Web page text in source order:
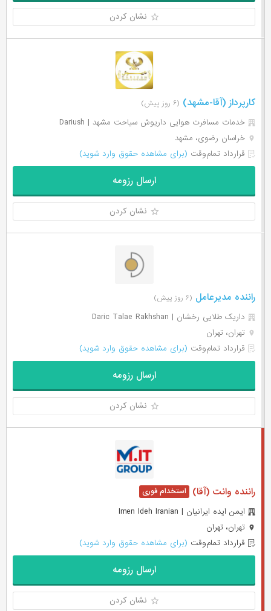
نشان کردن
کارپرداز (آقا-مشهد) (۶ روز پیش)
خدمات مسافرت هوایی داریوش سیاحت مشهد | Dariush
خراسان رضوی، مشهد
قرارداد تمام‌وقت (برای مشاهده حقوق وارد شوید)
ارسال رزومه
نشان کردن
راننده مدیرعامل (۶ روز پیش)
داریک طلایی رخشان | Daric Talae Rakhshan
تهران، تهران
قرارداد تمام‌وقت (برای مشاهده حقوق وارد شوید)
ارسال رزومه
نشان کردن
راننده وانت (آقا)
ایمن ایده ایرانیان | Imen Ideh Iranian
تهران، تهران
قرارداد تمام‌وقت (برای مشاهده حقوق وارد شوید)
ارسال رزومه
نشان کردن